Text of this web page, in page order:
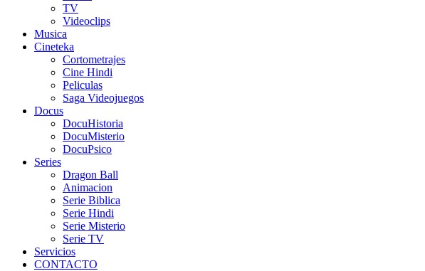
TV
Videoclips
Musica
Cineteka
Cortometrajes
Cine Hindi
Peliculas
Saga Videojuegos
Docus
DocuHistoria
DocuMisterio
DocuPsico
Series
Dragon Ball
Animacion
Serie Biblica
Serie Hindi
Serie Misterio
Serie TV
Servicios
CONTACTO